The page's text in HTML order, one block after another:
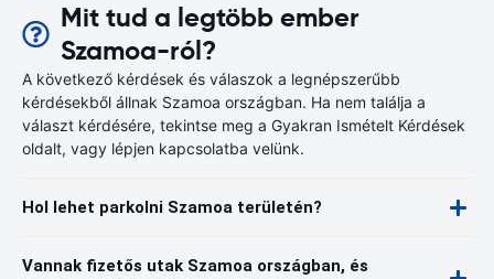
Mit tud a legtöbb ember
Szamoa-ról?
A következő kérdések és válaszok a legnépszerűbb
kérdésekből állnak Szamoa országban. Ha nem találja a
választ kérdésére, tekintse meg a Gyakran Ismételt Kérdések
oldalt, vagy lépjen kapcsolatba velünk.
Hol lehet parkolni Szamoa területén?
Vannak fizetős utak Szamoa országban, és